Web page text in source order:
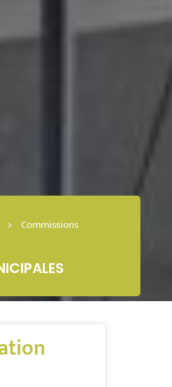
> Commissions